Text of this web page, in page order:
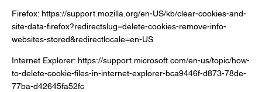
Firefox: https://support.mozilla.org/en-US/kb/clear-cookies-and-
site-data-firefox?redirectslug=delete-cookies-remove-info-
websites-stored&redirectlocale=en-US
Internet Explorer: https://support.microsoft.com/en-us/topic/how-
to-delete-cookie-files-in-internet-explorer-bca9446f-d873-78de-
77ba-d42645fa52fc